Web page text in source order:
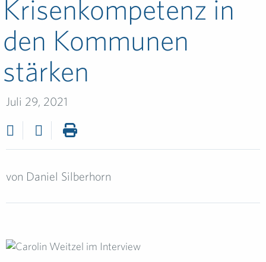
Krisenkompetenz in
den Kommunen
stärken
Juli 29, 2021
von Daniel Silberhorn